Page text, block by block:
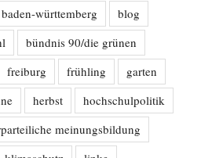
baden-württemberg
blog
bündnis 90/die grünen
freiburg frühling
garten
herbst
hochschulpolitik
meinungsbildung